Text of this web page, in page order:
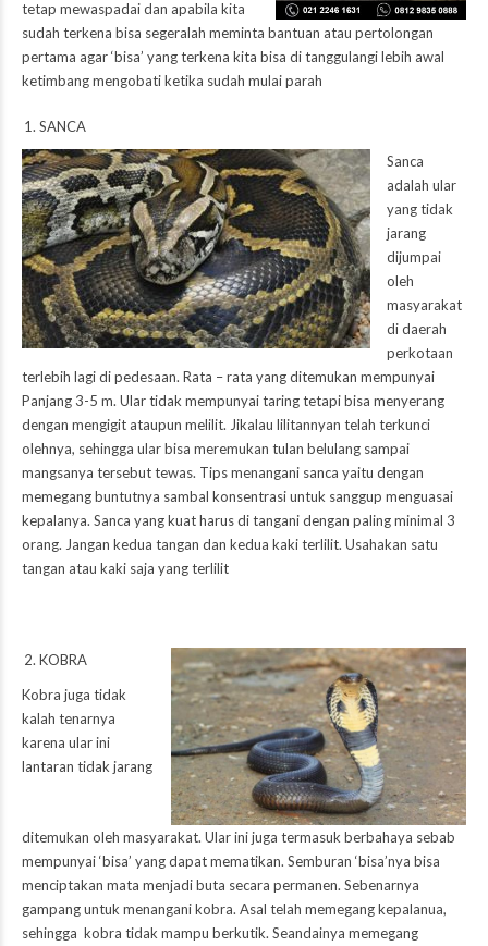
tetap mewaspadai dan apabila kita
sudah terkena bisa segeralah meminta bantuan atau pertolongan
pertama agar ‘bisa’ yang terkena kita bisa di tanggulangi lebih awal
ketimbang mengobati ketika sudah mulai parah
SANCA
Sanca
adalah ular
yang tidak
jarang
dijumpai
oleh
masyarakat
di daerah
perkotaan
terlebih lagi di pedesaan. Rata – rata yang ditemukan mempunyai
Panjang 3-5 m. Ular tidak mempunyai taring tetapi bisa menyerang
dengan mengigit ataupun melilit. Jikalau lilitannyan telah terkunci
olehnya, sehingga ular bisa meremukan tulan belulang sampai
mangsanya tersebut tewas. Tips menangani sanca yaitu dengan
memegang buntutnya sambal konsentrasi untuk sanggup menguasai
kepalanya. Sanca yang kuat harus di tangani dengan paling minimal 3
orang. Jangan kedua tangan dan kedua kaki terlilit. Usahakan satu
tangan atau kaki saja yang terlilit
KOBRA
Kobra juga tidak
kalah tenarnya
karena ular ini
lantaran tidak jarang
ditemukan oleh masyarakat. Ular ini juga termasuk berbahaya sebab
mempunyai ‘bisa’ yang dapat mematikan. Semburan ‘bisa’nya bisa
menciptakan mata menjadi buta secara permanen. Sebenarnya
gampang untuk menangani kobra. Asal telah memegang kepalanua,
sehingga kobra tidak mampu berkutik. Seandainya memegang